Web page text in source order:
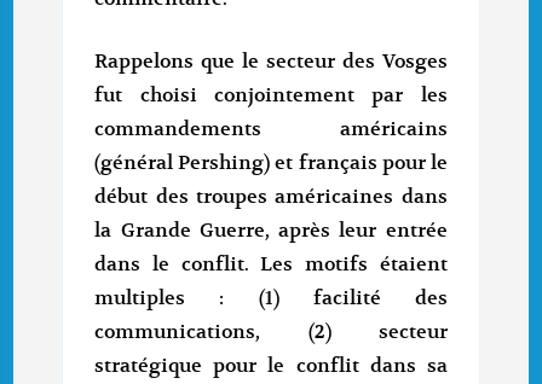
Rappelons que le secteur des Vosges
fut choisi conjointement par les
commandements américains
(général Pershing) et français pour le
début des troupes américaines dans
la Grande Guerre, après leur entrée
dans le conflit. Les motifs étaient
multiples : (1) facilité des
communications, (2) secteur
stratégique pour le conflit dans sa